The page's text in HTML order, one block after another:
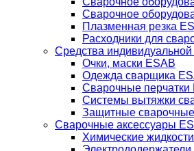
Сварочное
Плазменная резка
Расходники для
Средства
Очки, маски ESAB
Одежда сварщика
Сварочные перчатки
Системы вытяжки
Защитные
Сварочные аксессуары
Химические